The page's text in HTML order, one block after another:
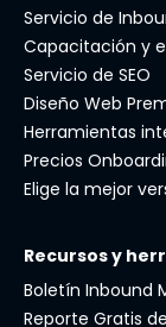
Servicio de
Capacitación y
Servicio de SEO
Diseño Web
Herramientas
Precios
Elige la mejor
Recursos y
Boletín Inbound
Reporte Gratis